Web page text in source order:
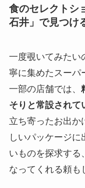
食のセレクトシ
石井」で見つけ
一度覗いてみたい
寧に集めたスーパ
一部の店舗では、
そりと常設されて
立ち寄ったお出か
しいパッケージに
いものを探求する
なってくれる頼も